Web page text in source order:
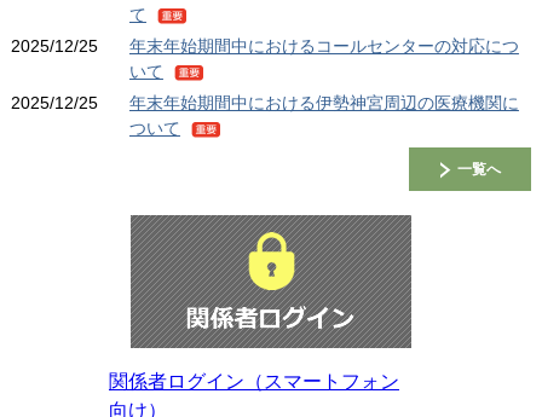
て
重
要
2025/12/25
年末年始期間中におけるコールセンターの対応につ
いて
重
要
2025/12/25
年末年始期間中における伊勢神宮周辺の医療機関に
ついて
一覧へ
関係者ログイン（スマートフォン
向け）